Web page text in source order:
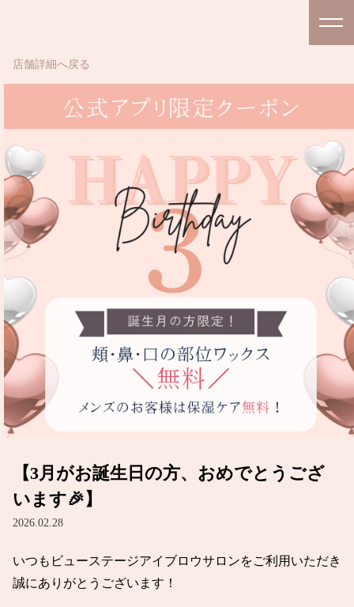
店舗詳細へ戻る
【3月がお誕生日の方、おめでとうござ
います🎉】
2026.02.28
いつもビューステージアイブロウサロンをご利用いただき
誠にありがとうございます！